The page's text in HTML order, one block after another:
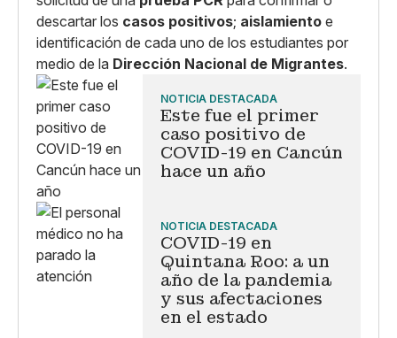
descartar los casos positivos; aislamiento e
identificación de cada uno de los estudiantes por
medio de la Dirección Nacional de Migrantes.
NOTICIA DESTACADA
Este fue el primer
caso positivo de
COVID-19 en Cancún
hace un año
NOTICIA DESTACADA
COVID-19 en
Quintana Roo: a un
año de la pandemia
y sus afectaciones
en el estado